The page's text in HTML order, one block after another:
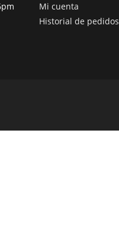
Mi cuenta
Historial de pedidos